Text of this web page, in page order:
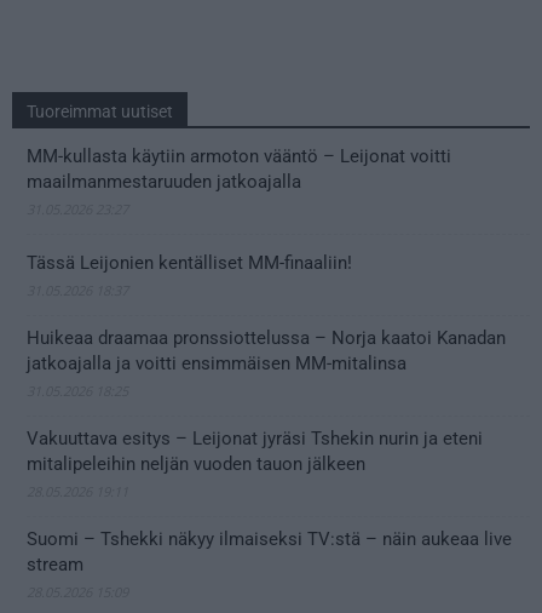
Tuoreimmat uutiset
MM-kullasta käytiin armoton vääntö – Leijonat voitti
maailmanmestaruuden jatkoajalla
Tässä Leijonien kentälliset MM-finaaliin!
Huikeaa draamaa pronssiottelussa – Norja kaatoi Kanadan
jatkoajalla ja voitti ensimmäisen MM-mitalinsa
Vakuuttava esitys – Leijonat jyräsi Tshekin nurin ja eteni
mitalipeleihin neljän vuoden tauon jälkeen
Suomi – Tshekki näkyy ilmaiseksi TV:stä – näin aukeaa live
stream